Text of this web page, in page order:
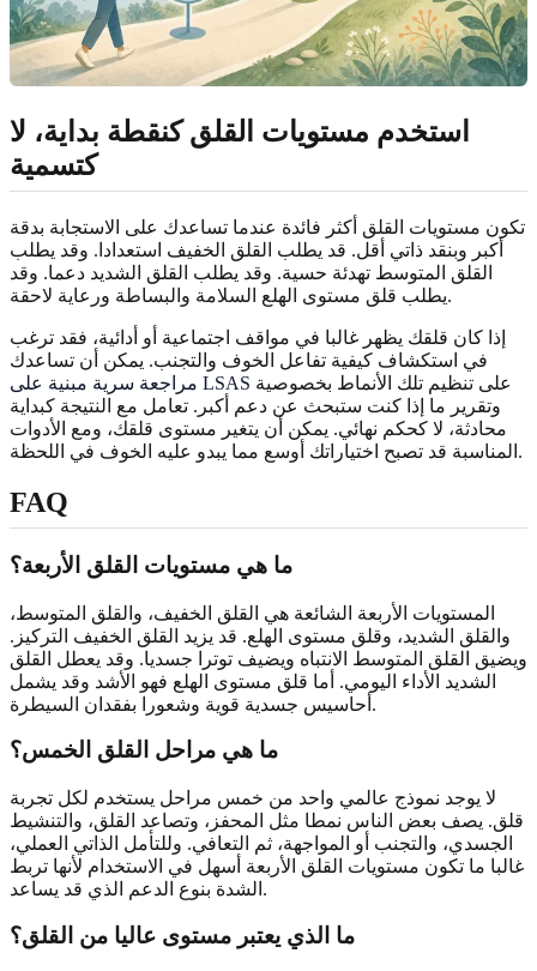
استخدم مستويات القلق كنقطة بداية، لا
كتسمية
تكون مستويات القلق أكثر فائدة عندما تساعدك على الاستجابة بدقة
أكبر وبنقد ذاتي أقل. قد يطلب القلق الخفيف استعدادا. وقد يطلب
القلق المتوسط تهدئة حسية. وقد يطلب القلق الشديد دعما. وقد
يطلب قلق مستوى الهلع السلامة والبساطة ورعاية لاحقة.
إذا كان قلقك يظهر غالبا في مواقف اجتماعية أو أدائية، فقد ترغب
في استكشاف كيفية تفاعل الخوف والتجنب. يمكن أن تساعدك
مراجعة سرية مبنية على LSAS
وتقرير ما إذا كنت ستبحث عن دعم أكبر. تعامل مع النتيجة كبداية
محادثة، لا كحكم نهائي. يمكن أن يتغير مستوى قلقك، ومع الأدوات
المناسبة قد تصبح اختياراتك أوسع مما يبدو عليه الخوف في اللحظة.
FAQ
ما هي مستويات القلق الأربعة؟
المستويات الأربعة الشائعة هي القلق الخفيف، والقلق المتوسط،
والقلق الشديد، وقلق مستوى الهلع. قد يزيد القلق الخفيف التركيز.
ويضيق القلق المتوسط الانتباه ويضيف توترا جسديا. وقد يعطل القلق
الشديد الأداء اليومي. أما قلق مستوى الهلع فهو الأشد وقد يشمل
أحاسيس جسدية قوية وشعورا بفقدان السيطرة.
ما هي مراحل القلق الخمس؟
لا يوجد نموذج عالمي واحد من خمس مراحل يستخدم لكل تجربة
قلق. يصف بعض الناس نمطا مثل المحفز، وتصاعد القلق، والتنشيط
الجسدي، والتجنب أو المواجهة، ثم التعافي. وللتأمل الذاتي العملي،
غالبا ما تكون مستويات القلق الأربعة أسهل في الاستخدام لأنها تربط
الشدة بنوع الدعم الذي قد يساعد.
ما الذي يعتبر مستوى عاليا من القلق؟